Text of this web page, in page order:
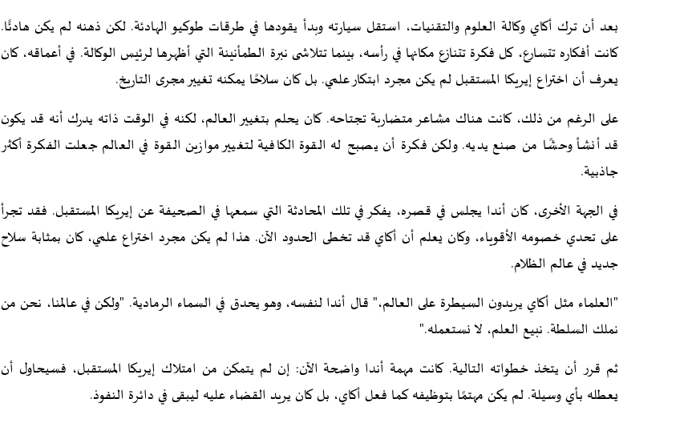
بعد أن ترك أكاي وكالة العلوم والتقنيات، استقل سيارته وبدأ يقودها في طرقات طوكيو الهادئة. لكن ذهنه لم يكن هادئًا.
كانت أفكاره تتسارع، كل فكرة تتنازع مكانها في رأسه، بينما تتلاشى نبرة الطمأنينة التي أظهرها لرئيس الوكالة. في أعماقه، كان
يعرف أن اختراع إيريكا المستقبل لم يكن مجرد ابتكار علمي. بل كان سلاحًا يمكنه تغيير مجرى التاريخ.
على الرغم من ذلك، كانت هناك مشاعر متضاربة تجتاحه. كان يحلم بتغيير العالم، لكنه في الوقت ذاته يدرك أنه قد يكون
قد أنشأ وحشًا من صنع يديه. ولكن فكرة أن يصبح له القوة الكافية لتغيير موازين القوة في العالم جعلت الفكرة أكثر
جاذبية.
في الجهة الأخرى، كان أندا يجلس في قصره، يفكر في تلك المحادثة التي سمعها في الصحيفة عن إيريكا المستقبل. فقد تجرأ
على تحدي خصومه الأقوياء، وكان يعلم أن أكاي قد تخطى الحدود الآن. هذا لم يكن مجرد اختراع علمي، كان بمثابة سلاح
جديد في عالم الظلام.
"العلماء مثل أكاي يريدون السيطرة على العالم،" قال أندا لنفسه، وهو يحدق في السماء الرمادية. "ولكن في عالمنا، نحن من
نملك السلطة. نبيع العلم، لا نستعمله."
ثم قرر أن يتخذ خطواته التالية. كانت مهمة أندا واضحة الآن: إن لم يتمكن من امتلاك إيريكا المستقبل، فسيحاول أن
يعطله بأي وسيلة. لم يكن مهتمًا بتوظيفه كما فعل أكاي، بل كان يريد القضاء عليه ليبقى في دائرة النفوذ.